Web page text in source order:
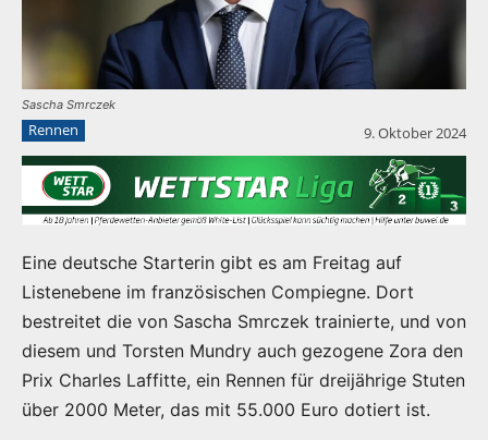
Sascha Smrczek
Rennen 9. Oktober 2024
Eine deutsche Starterin gibt es am Freitag auf
Listenebene im französischen Compiegne. Dort
bestreitet die von Sascha Smrczek trainierte, und von
diesem und Torsten Mundry auch gezogene Zora den
Prix Charles Laffitte, ein Rennen für dreijährige Stuten
über 2000 Meter, das mit 55.000 Euro dotiert ist.